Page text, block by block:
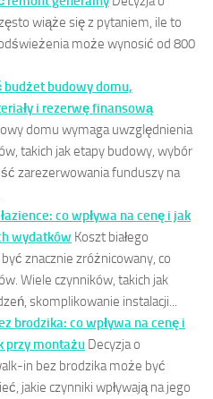
wiąże się z pytaniem, ile to
może wynosić od 800
budżet budowy domu,
i rezerwę finansową
domu wymaga uwzględnienia
takich jak etapy budowy, wybór
zarezerwowania funduszy na
co wpływa na cenę i jak
wydatków Koszt białego
znacznie zróżnicowany, co
Wiele czynników, takich jak
skomplikowanie instalacji...
brodzika: co wpływa na cenę i
przy montażu Decyzja o
in bez brodzika może być
jakie czynniki wpływają na jego